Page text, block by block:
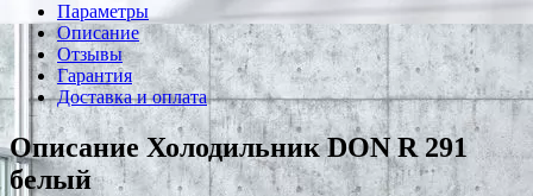
Параметры
Описание
Отзывы
Гарантия
Доставка и оплата
Описание Холодильник DON R 291
белый